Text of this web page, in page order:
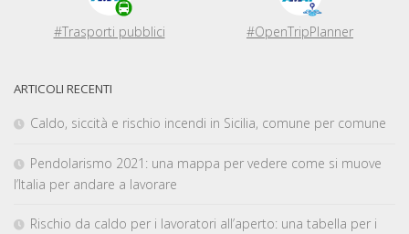
#Trasporti pubblici #OpenTripPlanner
ARTICOLI RECENTI
Caldo, siccità e rischio incendi in Sicilia, comune per comune
Pendolarismo 2021: una mappa per vedere come si muove
l’Italia per andare a lavorare
Rischio da caldo per i lavoratori all’aperto: una tabella per i